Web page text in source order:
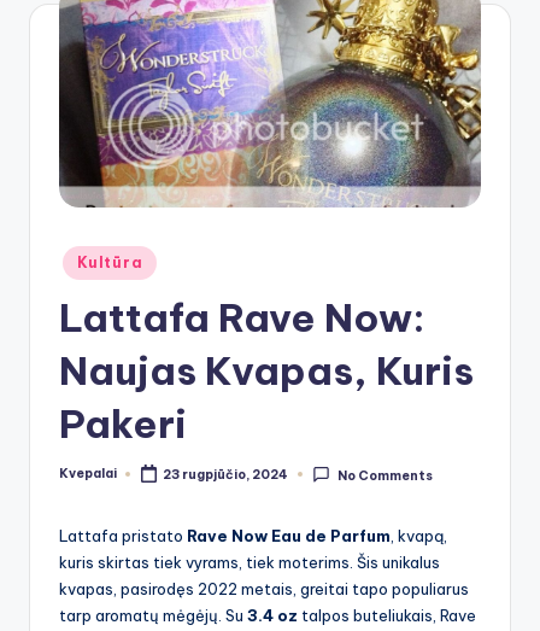
Posted
in
Kultūra
Lattafa Rave Now:
Naujas Kvapas, Kuris
Pakeri
Posted
Kvepalai 23 rugpjūčio, 2024 No Comments
Lattafa pristato Rave Now Eau de Parfum , kvapą,
kuris skirtas tiek vyrams, tiek moterims. Šis unikalus
kvapas, pasirodęs 2022 metais, greitai tapo populiarus
tarp aromatų mėgėjų. Su 3.4 oz talpos buteliukais, Rave